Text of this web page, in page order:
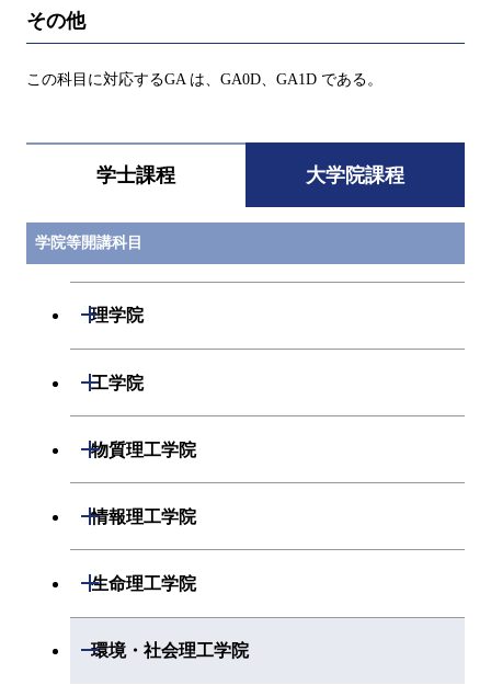
その他
この科目に対応するGA は、GA0D、GA1D である。
学士課程 大学院課程
学院等開講科目
理学院
開閉
物理学コース
化学系
開閉
エネルギー・情報コース
地球生命コース
専門科目
工学院
開閉
機械系
開閉
エネルギーコース
エンジニアリングデザイン
システム制御コース
コース
電気電子系
開閉
エネルギーコース
情報通信コース
経営工学系
開閉
物質理工学院
開閉
材料系
開閉
エネルギーコース
応用化学コース
専門科目
情報理工学院
開閉
数理・計算科学系
開閉
生命理工学院
開閉
生命理工学系
開閉
環境・社会理工学院
開閉